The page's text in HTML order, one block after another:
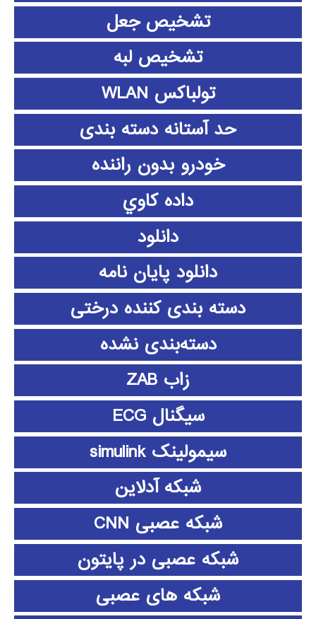
تشخیص جعل
تشخیص لبه
تولباکس WLAN
حد آستانه دسته بندی
خودرو بدون راننده
داده كاوي
دانلود
دانلود پايان نامه
دسته بندی کننده درختی
دسته‌بندی نشده
زاب ZAB
سیگنال ECG
سیمولینک simulink
شبکه آدلاین
شبکه عصبی CNN
شبکه عصبی در پایتون
شبکه های عصبی